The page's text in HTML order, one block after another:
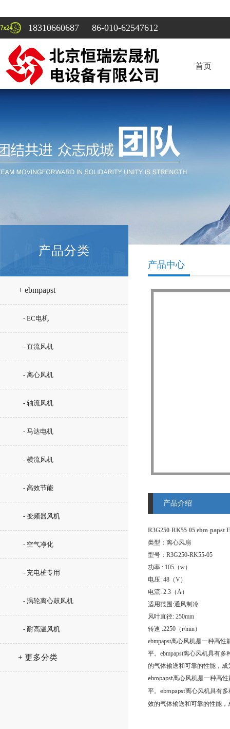
18310660687 86-010-62547612
首页
产品分类
+ ebmpapst
- EC电机
- 直流风机
- 离心风机
- 轴流风机
- 马达电机
- 横流风机
- 高效节能
- 变频器风机
- 空气净化
- 充电桩专用
- 涡轮离心鼓风机
- 耐高温风机
+ 更多分类
产品中心
产品介绍
R3G250-RK55-05 ebm-papst
类型：离心风扇
型号：R3G250-RK55-05
功率 : 105（w）
电压: 48（V）
电流: 2.3（A）
适用范围:通风制冷
风叶直径: 250mm
转速 :2250（r/min）
ebmpapst离心风机是一种高
平。ebmpapst离心风机具有
的气体输送和可靠的性能，
ebmpapst离心风机是一种高
平。 ebmpapst离心风机具有
效的气体输送和可靠的性能